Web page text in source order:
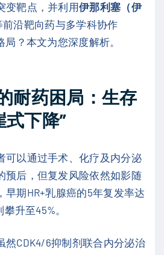
变靶点，并利用伊那利塞（伊
前沿靶向药与多学科协作
局？本文为您深度解析。
耐药困局：生存
式下降”
可以通过手术、化疗及内分泌
预后，但复发风险依然如影随
早期HR+乳腺癌的5年复发率达
升至45%。
然CDK4/6抑制剂联合内分泌治